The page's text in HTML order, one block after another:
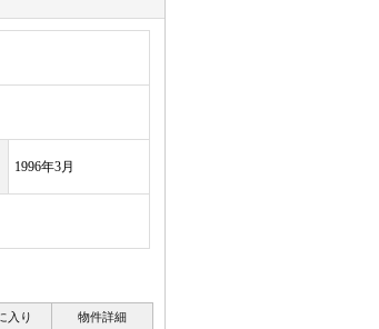
1996年3月
入り 物件詳細